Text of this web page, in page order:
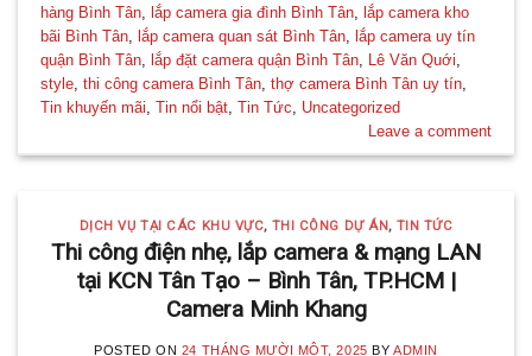
hàng Bình Tân, lắp camera gia đình Bình Tân, lắp camera kho
bãi Bình Tân, lắp camera quan sát Bình Tân, lắp camera uy tín
quận Bình Tân, lắp đặt camera quận Bình Tân, Lê Văn Quới,
style,thi công camera Bình Tân,thợ camera Bình Tân uy tín,
Tin khuyến mãi,Tin nổi bật,Tin Tức, Uncategorized
Leave a comment
DỊCH VỤ TẠI CÁC KHU VỰC, THI CÔNG DỰ ÁN, TIN TỨC
Thi công điện nhẹ, lắp camera & mạng LAN
tại KCN Tân Tạo – Bình Tân, TP.HCM |
Camera Minh Khang
POSTED ON 24 THÁNG MƯỜI MỘT, 2025 BY ADMIN